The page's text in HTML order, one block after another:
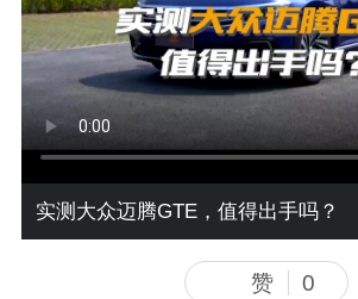
实测大众迈腾GTE，值得出手吗？
赞 0